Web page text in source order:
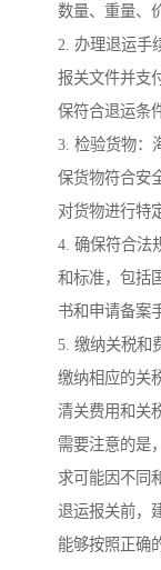
数量、重量、
2. 办理退运手
报关文件并支
保符合退运条
3. 检验货物：
保货物符合安
对货物进行特
4. 确保符合法
和标准，包括
书和申请备案
5. 缴纳关税和
缴纳相应的关
清关费用和关
需要注意的是
求可能因不同
退运报关前，
能够按照正确